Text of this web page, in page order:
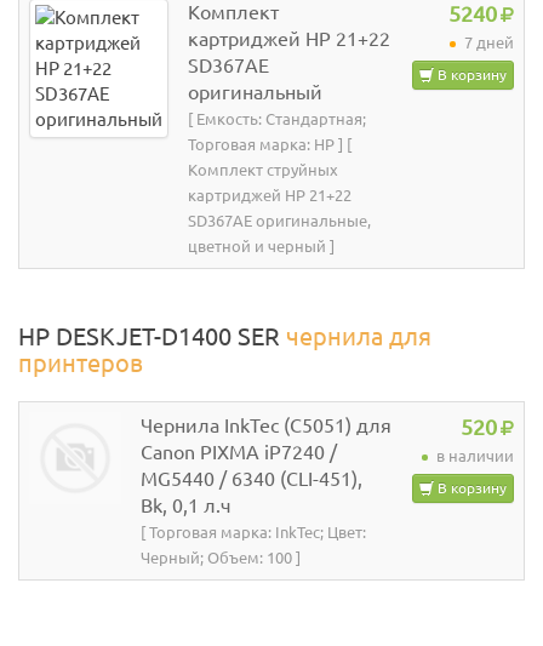
Комплект
картриджей HP 21+22
SD367AE
оригинальный
[ Емкость: Стандартная;
Торговая марка: HP ] [
Комплект струйных
картриджей HP 21+22
SD367AE оригинальные,
цветной и черный ]
5240
7 дней
В корзину
HP DESKJET-D1400 SER чернила для
принтеров
Чернила InkTec (C5051) для
Canon PIXMA iP7240 /
MG5440 / 6340 (CLI-451),
Bk, 0,1 л.ч
[ Торговая марка: InkTec; Цвет:
Черный; Объем: 100 ]
520
в наличии
В корзину